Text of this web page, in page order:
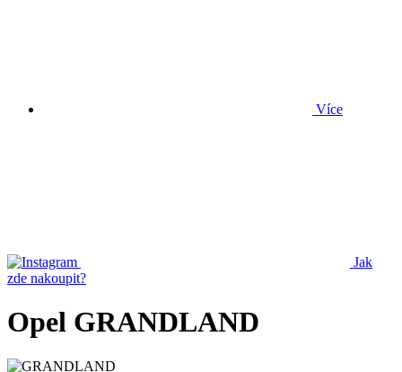
Více
Jak
zde nakoupit?
Opel GRANDLAND